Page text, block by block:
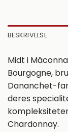
BESKRIVELSE
Midt i
Bourgogne,
Dananchet-
deres
Chardonnay.